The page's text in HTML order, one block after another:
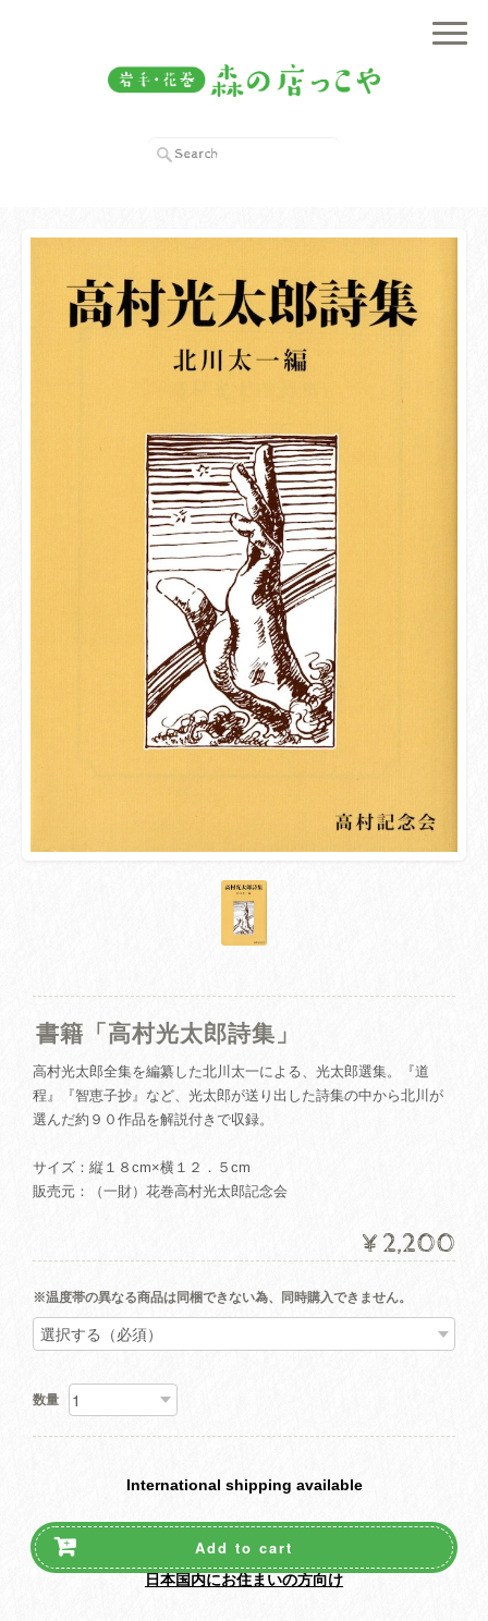
書籍「高村光太郎詩集」
高村光太郎全集を編纂した北川太一による、光太郎選集。『道
程』『智恵子抄』など、光太郎が送り出した詩集の中から北川が
選んだ約９０作品を解説付きで収録。
サイズ：縦１８cm×横１２．５cm
販売元：（一財）花巻高村光太郎記念会
¥2,200
※温度帯の異なる商品は同梱できない為、同時購入できません。
数量
International shipping available
Add to cart
日本国内にお住まいの方向け